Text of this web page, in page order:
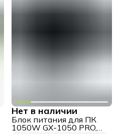
Нет в наличии
Блок питания для ПК
1050W GX-1050 PRO,